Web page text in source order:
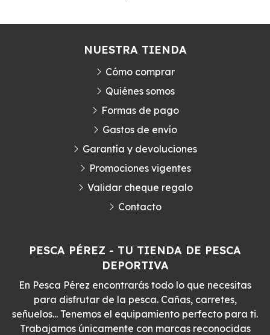
PESCA PÉREZ - TU TIENDA DE PESCA
DEPORTIVA
En Pesca Pérez encontrarás todo lo que necesitas
para disfrutar de la pesca. Cañas, carretes,
señuelos... Tenemos el equipamiento perfecto para ti.
Trabajamos únicamente con marcas reconocidas
NUESTRA TIENDA
Cómo comprar
Quiénes somos
Formas de pago
Gastos de envío
Garantía y devoluciones
Promociones vigentes
Validar cheque regalo
Contacto